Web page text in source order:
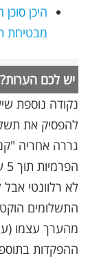
היכן
מבטיחת
יש לכם
נקודה נוספת
להפסיק את
גררה אחריה
לא רלוונטי
ההפקדות